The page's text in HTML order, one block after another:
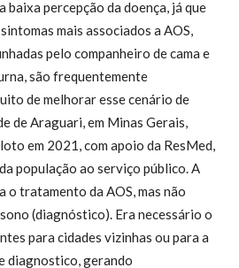
baixa percepção da doença, já que
mais associados a AOS,
pelo companheiro de cama e
são frequentemente
de melhorar esse cenário de
de Araguari, em Minas Gerais,
em 2021, com apoio da ResMed,
população ao serviço público. A
o tratamento da AOS, mas não
(diagnóstico). Era necessário o
para cidades vizinhas ou para a
diagnostico, gerando